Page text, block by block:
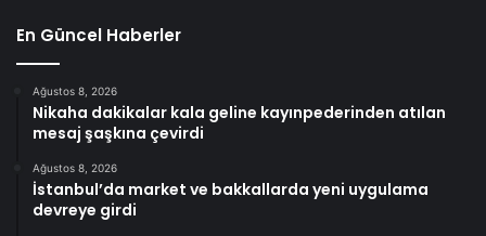
En Güncel Haberler
Ağustos 8, 2026
Nikaha dakikalar kala geline kayınpederinden atılan
mesaj şaşkına çevirdi
Ağustos 8, 2026
İstanbul’da market ve bakkallarda yeni uygulama
devreye girdi